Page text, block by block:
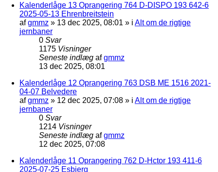
Kalenderlåge 13 Oprangering 764 D-DISPO 193 642-6
2025-05-13 Ehrenbreitstein
afgmmz » 13 dec 2025, 08:01 » i Alt om de rigtige
jernbaner
0 Svar
1175 Visninger
Seneste indlæg afgmmz
13 dec 2025, 08:01
Kalenderlåge 12 Oprangering 763 DSB ME 1516 2021-
04-07 Belvedere
afgmmz » 12 dec 2025, 07:08 » i Alt om de rigtige
jernbaner
0 Svar
1214 Visninger
Seneste indlæg afgmmz
12 dec 2025, 07:08
Kalenderlåge 11 Oprangering 762 D-Hctor 193 411-6
2025-07-25 Esbjerg